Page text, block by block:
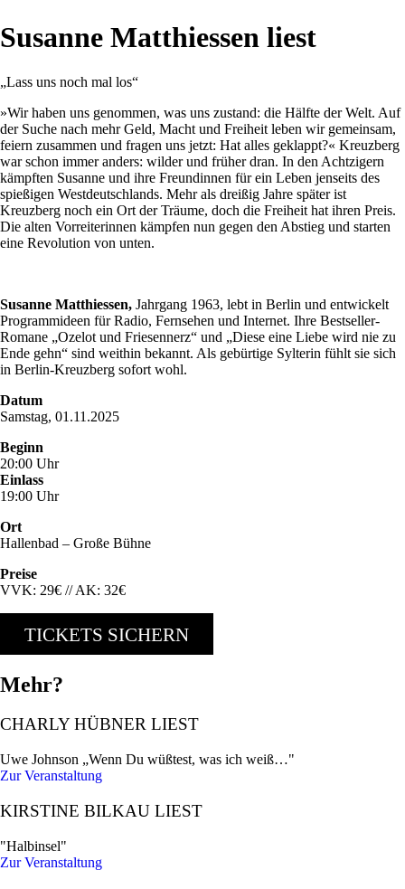
Susanne Matthiessen liest
„Lass uns noch mal los“
»Wir haben uns genommen, was uns zustand: die Hälfte der Welt. Auf
der Suche nach mehr Geld, Macht und Freiheit leben wir gemeinsam,
feiern zusammen und fragen uns jetzt: Hat alles geklappt?« Kreuzberg
war schon immer anders: wilder und früher dran. In den Achtzigern
kämpften Susanne und ihre Freundinnen für ein Leben jenseits des
spießigen Westdeutschlands. Mehr als dreißig Jahre später ist
Kreuzberg noch ein Ort der Träume, doch die Freiheit hat ihren Preis.
Die alten Vorreiterinnen kämpfen nun gegen den Abstieg und starten
eine Revolution von unten.
Susanne Matthiessen, Jahrgang 1963, lebt in Berlin und entwickelt
Programmideen für Radio, Fernsehen und Internet. Ihre Bestseller-
Romane „Ozelot und Friesennerz“ und „Diese eine Liebe wird nie zu
Ende gehn“ sind weithin bekannt. Als gebürtige Sylterin fühlt sie sich
in Berlin-Kreuzberg sofort wohl.
Datum
Samstag, 01.11.2025
Beginn
20:00 Uhr
Einlass
19:00 Uhr
Ort
Hallenbad – Große Bühne
Preise
VVK: 29€ // AK: 32€
TICKETS SICHERN
Mehr?
CHARLY HÜBNER LIEST
Uwe Johnson „Wenn Du wüßtest, was ich weiß…"
Zur Veranstaltung
KIRSTINE BILKAU LIEST
"Halbinsel"
Zur Veranstaltung